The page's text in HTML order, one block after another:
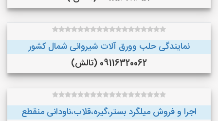
نمایندگی حلب وورق آلات شیروانی شمال کشور
09116320062 (تالش)
اجرا و فروش میلگرد بستر،گیره،قلاب،ناودانی منقطع